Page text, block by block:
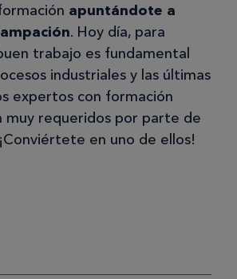
apuntándote a
. Hoy día, para
trabajo es fundamental
industriales y las últimas
expertos con formación
muy requeridos por parte de
en uno de ellos!